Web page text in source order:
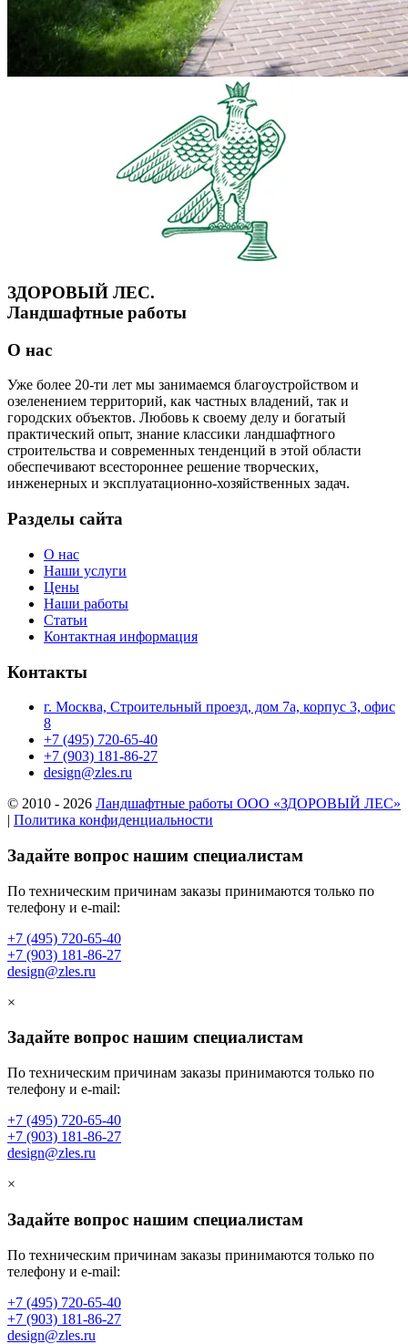
ЗДОРОВЫЙ ЛЕС.
Ландшафтные работы
О нас
Уже более 20-ти лет мы занимаемся благоустройством и
озеленением территорий, как частных владений, так и
городских объектов. Любовь к своему делу и богатый
практический опыт, знание классики ландшафтного
строительства и современных тенденций в этой области
обеспечивают всестороннее решение творческих,
инженерных и эксплуатационно-хозяйственных задач.
Разделы сайта
О нас
Наши услуги
Цены
Наши работы
Статьи
Контактная информация
Контакты
г. Москва, Строительный проезд, дом 7а, корпус 3, офис
8
+7 (495) 720-65-40
+7 (903) 181-86-27
design@zles.ru
© 2010 - 2026 Ландшафтные работы ООО «ЗДОРОВЫЙ ЛЕС»
| Политика конфиденциальности
Задайте вопрос нашим специалистам
По техническим причинам заказы принимаются только по
телефону и e-mail:
+7 (495) 720-65-40
+7 (903) 181-86-27
design@zles.ru
×
Задайте вопрос нашим специалистам
По техническим причинам заказы принимаются только по
телефону и e-mail:
+7 (495) 720-65-40
+7 (903) 181-86-27
design@zles.ru
×
Задайте вопрос нашим специалистам
По техническим причинам заказы принимаются только по
телефону и e-mail:
+7 (495) 720-65-40
+7 (903) 181-86-27
design@zles.ru